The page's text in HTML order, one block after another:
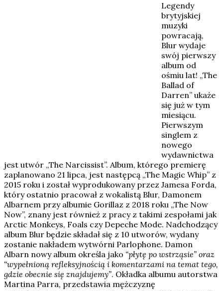
Legendy
brytyjskiej
muzyki
powracają,
Blur wydaje
swój pierwszy
album od
ośmiu lat! „The
Ballad of
Darren” ukaże
się już w tym
miesiącu.
Pierwszym
singlem z
nowego
wydawnictwa
jest utwór „The Narcissist”. Album, którego premierę
zaplanowano 21 lipca, jest następcą „The Magic Whip” z
2015 roku i został wyprodukowany przez Jamesa Forda,
który ostatnio pracował z wokalistą Blur, Damonem
Albarnem przy albumie Gorillaz z 2018 roku „The Now
Now”, znany jest również z pracy z takimi zespołami jak
Arctic Monkeys, Foals czy Depeche Mode. Nadchodzący
album Blur będzie składał się z 10 utworów, wydany
zostanie nakładem wytwórni Parlophone. Damon
Albarn nowy album określa jako “płytę po wstrząsie” oraz
“wypełnioną refleksyjnością i komentarzami na temat tego,
gdzie obecnie się znajdujemy”. Okładka albumu autorstwa
Martina Parra, przedstawia mężczyznę